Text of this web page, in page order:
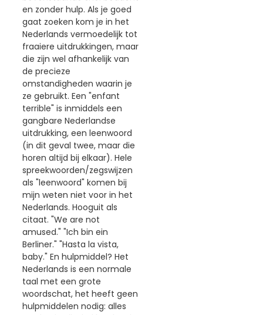
en zonder hulp. Als je goed
gaat zoeken kom je in het
Nederlands vermoedelijk tot
fraaiere uitdrukkingen, maar
die zijn wel afhankelijk van
de precieze
omstandigheden waarin je
ze gebruikt. Een "enfant
terrible" is inmiddels een
gangbare Nederlandse
uitdrukking, een leenwoord
(in dit geval twee, maar die
horen altijd bij elkaar). Hele
spreekwoorden/zegswijzen
als "leenwoord" komen bij
mijn weten niet voor in het
Nederlands. Hooguit als
citaat. "We are not
amused." "Ich bin ein
Berliner." "Hasta la vista,
baby." En hulpmiddel? Het
Nederlands is een normale
taal met een grote
woordschat, het heeft geen
hulpmiddelen nodig: alles